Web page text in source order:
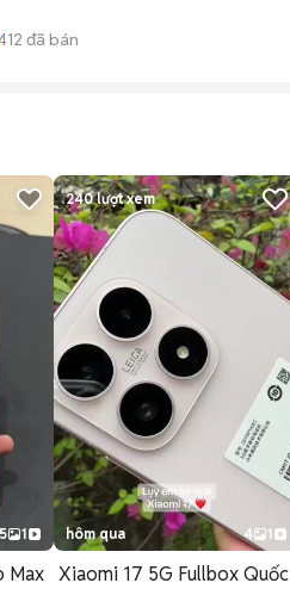
đã bán
5 1
Max
240lượt xem
hôm qua 4 1
Xiaomi 17 5G Fullbox Quốc